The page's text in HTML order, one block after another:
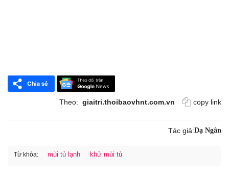
Theo: giaitri.thoibaovhnt.com.vn copy link
Tác giả:Dạ Ngân
Từ khóa: mùi tủ lạnh khử mùi tủ